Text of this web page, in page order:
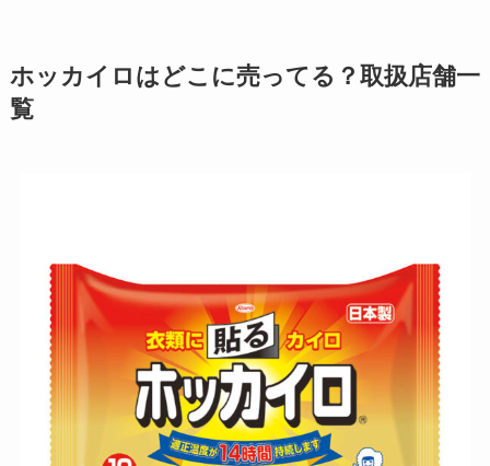
ホッカイロ はどこに売ってる？取扱店舗一
覧